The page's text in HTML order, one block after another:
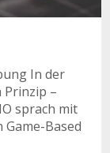
In der
Prinzip –
sprach mit
Based